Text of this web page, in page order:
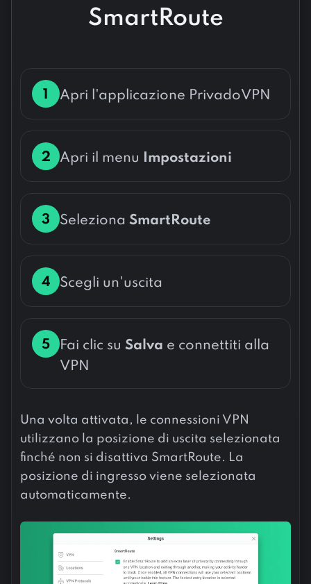
SmartRoute
1 Apri l'applicazione PrivadoVPN
2 Apri il menu Impostazioni
3 Seleziona SmartRoute
4 Scegli un'uscita
5 Fai clic su Salva e connettiti alla
VPN
Una volta attivata, le connessioni VPN
utilizzano la posizione di uscita selezionata
finché non si disattiva SmartRoute. La
posizione di ingresso viene selezionata
automaticamente.